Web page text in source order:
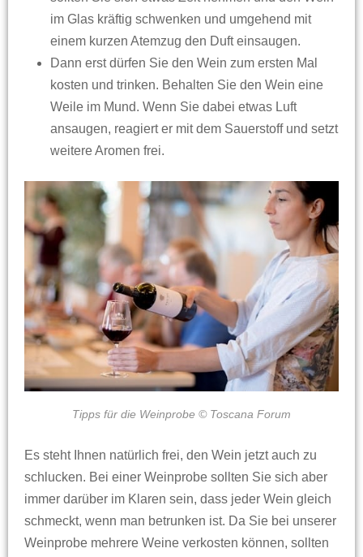
im Glas kräftig schwenken und umgehend mit
einem kurzen Atemzug den Duft einsaugen.
Dann erst dürfen Sie den Wein zum ersten Mal
kosten und trinken. Behalten Sie den Wein eine
Weile im Mund. Wenn Sie dabei etwas Luft
ansaugen, reagiert er mit dem Sauerstoff und setzt
weitere Aromen frei.
Tipps für die Weinprobe © Toscana Forum
Es steht Ihnen natürlich frei, den Wein jetzt auch zu
schlucken. Bei einer Weinprobe sollten Sie sich aber
immer darüber im Klaren sein, dass jeder Wein gleich
schmeckt, wenn man betrunken ist. Da Sie bei unserer
Weinprobe mehrere Weine verkosten können, sollten